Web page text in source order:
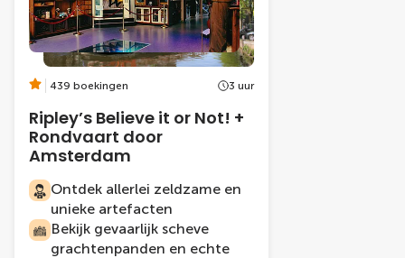
439 boekingen 3 uur
Ripley’s Believe it or Not! +
Rondvaart door
Amsterdam
Ontdek allerlei zeldzame en
unieke artefacten
Bekijk gevaarlijk scheve
grachtenpanden en echte